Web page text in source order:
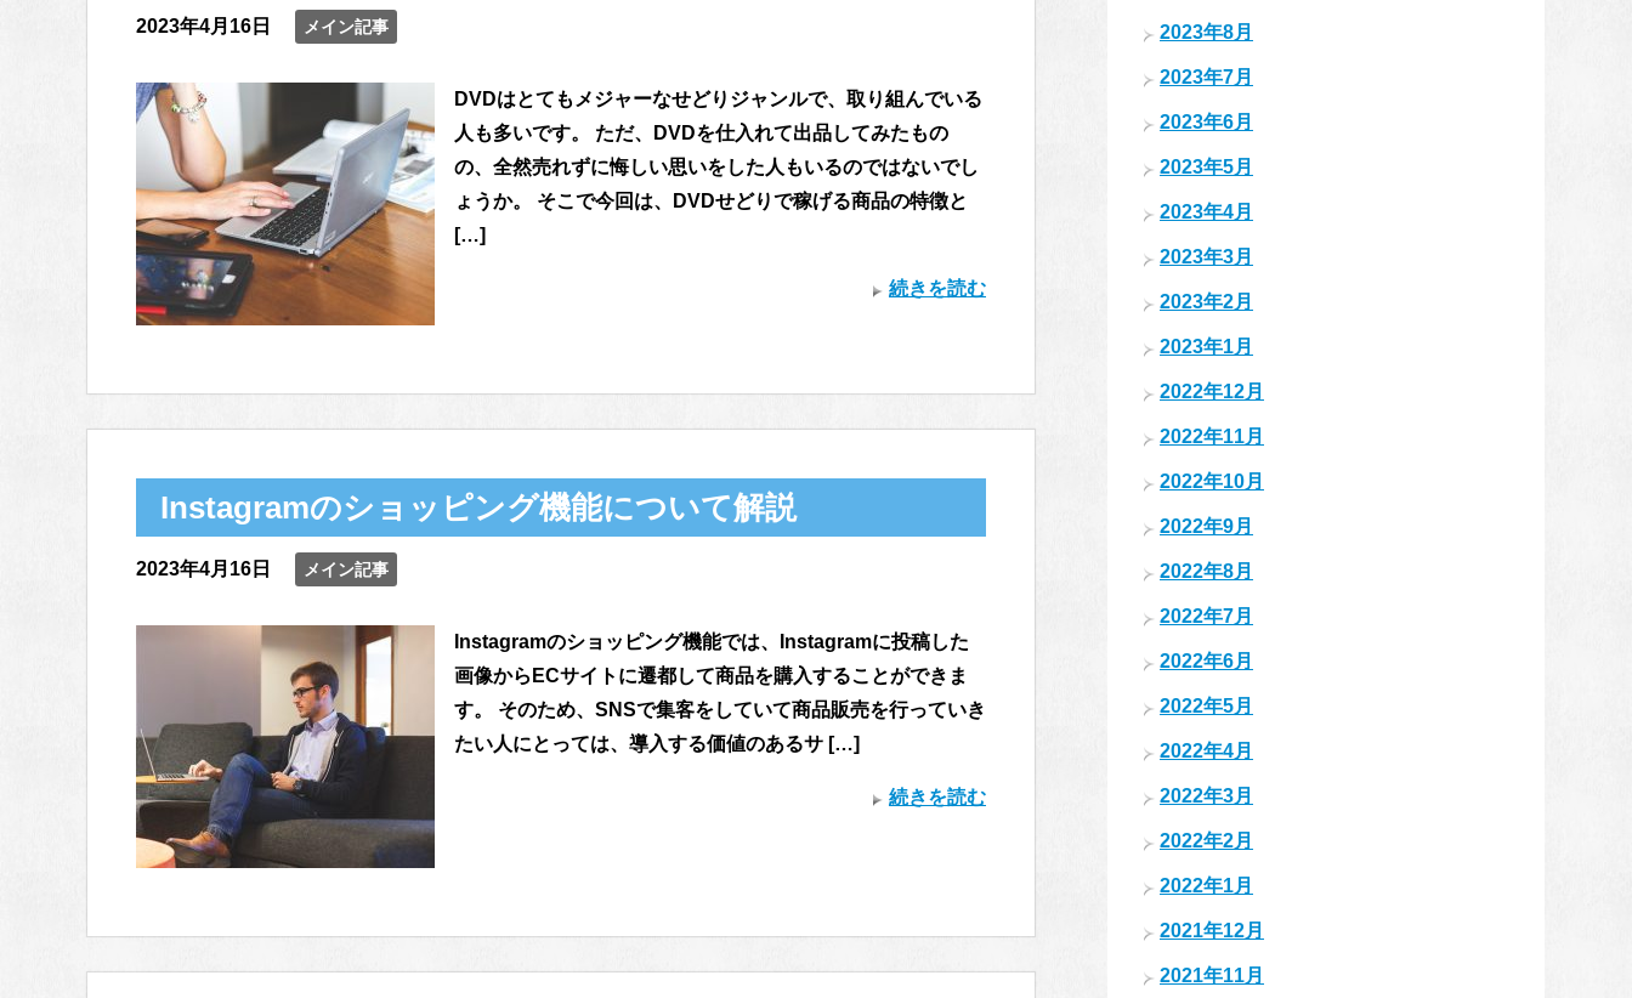
2023年4月16日 メイン記事
DVDはとてもメジャーなせどりジャンルで、取り組んでいる
人も多いです。 ただ、DVDを仕入れて出品してみたもの
の、全然売れずに悔しい思いをした人もいるのではないでし
ょうか。 そこで今回は、DVDせどりで稼げる商品の特徴と
[…]
続きを読む
Instagramのショッピング機能について解説
2023年4月16日 メイン記事
Instagramのショッピング機能では、Instagramに投稿した
画像からECサイトに遷都して商品を購入することができま
す。 そのため、SNSで集客をしていて商品販売を行っていき
たい人にとっては、導入する価値のあるサ […]
続きを読む
2023年8月
2023年7月
2023年6月
2023年5月
2023年4月
2023年3月
2023年2月
2023年1月
2022年12月
2022年11月
2022年10月
2022年9月
2022年8月
2022年7月
2022年6月
2022年5月
2022年4月
2022年3月
2022年2月
2022年1月
2021年12月
2021年11月